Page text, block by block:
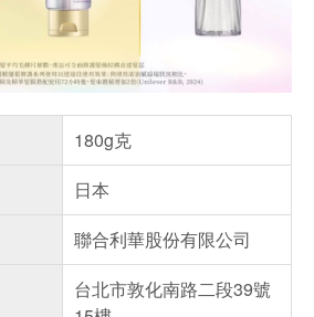
180g克
日本
聯合利華股份有限公司
台北市敦化南路二段39號